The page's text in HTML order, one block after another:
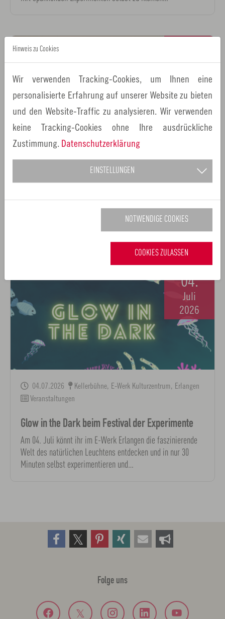
August
2026
Kinder zwischen 8 und 12 Jahren bauen in den Sommerferien
ihr eigenes Flaschen-Ökosystem und entdecken spielerisch
die Welt der Mikroben – Experimentieren,…
04.
Juli
2026
04.07.2026
Kellerbühne, E-Werk Kulturzentrum, Erlangen
Veranstaltungen
Glow in the Dark beim Festival der Experimente
Am 04. Juli könnt ihr im E-Werk Erlangen die faszinierende
Welt des natürlichen Leuchtens entdecken und in nur 30
Minuten selbst experimentieren und…
Folge uns
Hinweis zu Cookies
Wir verwenden Tracking-Cookies, um Ihnen eine
personalisierte Erfahrung auf unserer Website zu bieten
und den Website-Traffic zu analysieren. Wir verwenden
keine Tracking-Cookies ohne Ihre ausdrückliche
Zustimmung. Datenschutzerklärung
EINSTELLUNGEN
NOTWENDIGE COOKIES
COOKIES ZULASSEN